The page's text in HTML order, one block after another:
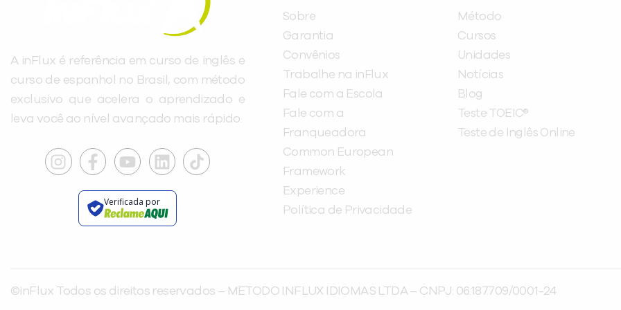
A inFlux é referência em curso de inglês e
curso de espanhol no Brasil, com método
exclusivo que acelera o aprendizado e
leva você ao nível avançado mais rápido.
Verificada por
Sobre
Garantia
Convênios
Trabalhe na inFlux
Fale com a Escola
Fale com a
Franqueadora
Common European
Framework
Experience
Política de Privacidade
Método
Cursos
Unidades
Notícias
Blog
Teste TOEIC®
Teste de Inglês Online
©inFlux Todos os direitos reservados – METODO INFLUX IDIOMAS LTDA – CNPJ: 06.187.709/0001-24